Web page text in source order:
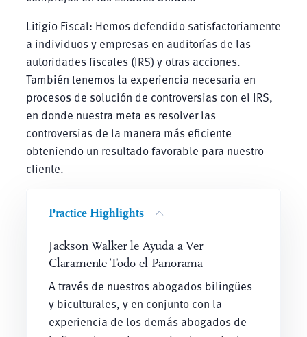
Litigio Fiscal: Hemos defendido satisfactoriamente
a individuos y empresas en auditorías de las
autoridades fiscales (IRS) y otras acciones.
También tenemos la experiencia necesaria en
procesos de solución de controversias con el IRS,
en donde nuestra meta es resolver las
controversias de la manera más eficiente
obteniendo un resultado favorable para nuestro
cliente.
Practice Highlights
Jackson Walker le Ayuda a Ver
Claramente Todo el Panorama
A través de nuestros abogados bilingües
y biculturales, y en conjunto con la
experiencia de los demás abogados de